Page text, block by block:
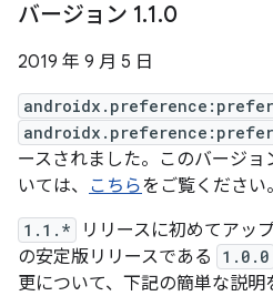
バージョン 1.1.0
2019 年 9 月 5 日
ースされました。このバージ
いては、 こちらをご覧ください。
1.1.*
リリースに初めてアッ
の安定版リリースである
1.0.0
更について、下記の簡単な説明